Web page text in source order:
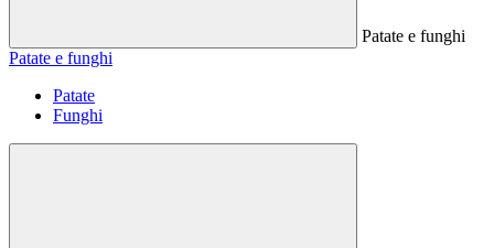
Patate e funghi
Patate e funghi
Patate
Funghi